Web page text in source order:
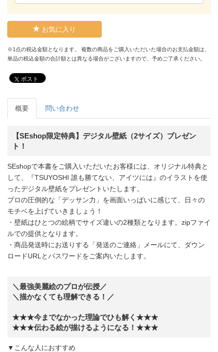
お気に入り
※1点の税込金額となります。 複数の商品をご購入いただいた場合のお支払金額は、
単品の税込金額の合計額とは異なる場合がございますので、予めご了承ください。
ポスト
概要 問い合わせ
【SEshop限定特典】デジタル壁紙（2サイズ）プレゼン
ト！
SEshopで本書をご購入いただいたお客様には、オリジナル特典と
して、『TSUYOSHI 誰も勝てない、アイツには』のイラストを使
ったデジタル壁紙をプレゼントいたします。
プロの圧倒的な「デッサン力」を画面いっぱいに感じて、日々の
モチベを上げていきましょう！
・壁紙はひとつの絵柄でサイズ違いの2種類となります。zipファイ
ルでの提供となります。
・商品発送時にお送りする「発送のご連絡」メールにて、ダウン
ロードURLとパスワードをご案内いたします。
＼最強美麗絵のプロが伝授／
＼描かなくても理解できる！／
★★★今までなかった理論でひも解く★★★
★★★伝わる絵が描けるようになる！★★★
▼こんな人におすすめ